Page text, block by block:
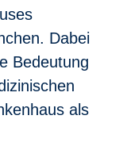
Dabei
Bedeutung
als